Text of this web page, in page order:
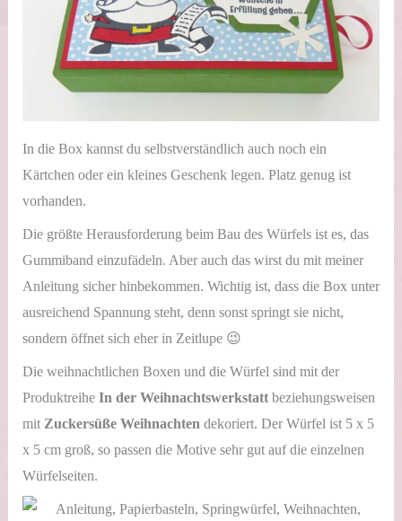
In die Box kannst du selbstverständlich auch noch ein
Kärtchen oder ein kleines Geschenk legen. Platz genug ist
vorhanden.
Die größte Herausforderung beim Bau des Würfels ist es, das
Gummiband einzufädeln. Aber auch das wirst du mit meiner
Anleitung sicher hinbekommen. Wichtig ist, dass die Box unter
ausreichend Spannung steht, denn sonst springt sie nicht,
sondern öffnet sich eher in Zeitlupe 😉
Die weihnachtlichen Boxen und die Würfel sind mit der
ProduktreiheIn der Weihnachtswerkstattbeziehungsweisen
mit Zuckersüße Weihnachten dekoriert. Der Würfel ist 5 x 5
x 5 cm groß, so passen die Motive sehr gut auf die einzelnen
Würfelseiten.